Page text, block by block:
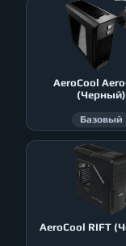
AeroСool
(Черный)
Базовый
AeroСool RIFT